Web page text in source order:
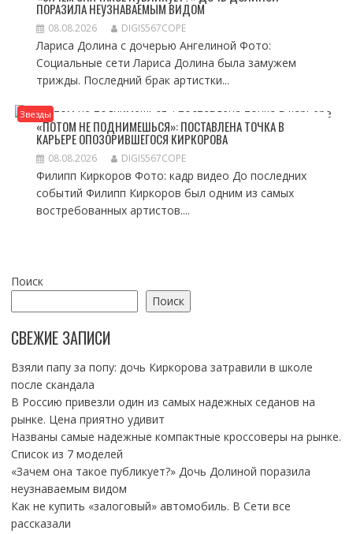
ПОРАЗИЛА НЕУЗНАВАЕМЫМ ВИДОМ
08.08.2026 DIGIS567COPE
Лариса Долина с дочерью Ангелиной Фото:
Социальные сети Лариса Долина была замужем
трижды. Последний брак артистки...
Звезды
«ПОТОМ НЕ ПОДНИМЕШЬСЯ»: ПОСТАВЛЕНА ТОЧКА В
КАРЬЕРЕ ОПОЗОРИВШЕГОСЯ КИРКОРОВА
08.08.2026 DIGIS567COPE
Филипп Киркоров Фото: кадр видео До последних
событий Филипп Киркоров был одним из самых
востребованных артистов....
Поиск
Поиск
СВЕЖИЕ ЗАПИСИ
Взяли папу за попу: дочь Киркорова затравили в школе
после скандала
В Россию привезли один из самых надежных седанов на
рынке. Цена приятно удивит
Названы самые надежные компактные кроссоверы на рынке.
Список из 7 моделей
«Зачем она такое публикует?» Дочь Долиной поразила
неузнаваемым видом
Как не купить «залоговый» автомобиль. В Сети все
рассказали